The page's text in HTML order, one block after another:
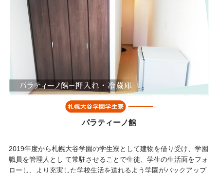
パラティーノ館
2019年度から札幌大谷学園の学生寮として建物を借り受け、学園
職員を管理人とし て常駐させることで生徒、学生の生活面をフォ
ローし、より充実した学校生活を送れるよう学園がバックアップ